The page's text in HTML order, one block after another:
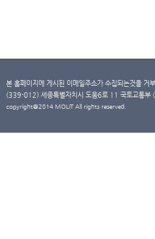
본 홈페이지에 게시된 이메일주소가 수집되는것을 거
(339-012) 세종특별자치시 도움6로 11 국토교통
copyright@2014 MOLIT All rights reserved.